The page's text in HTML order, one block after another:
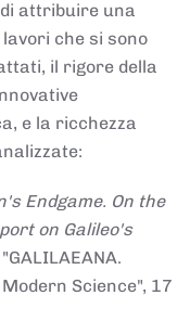
attribuire una
che si sono
il rigore della
e la ricchezza
Endgame. On the
on Galileo's
Science", 17